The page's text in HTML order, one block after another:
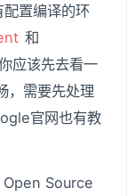
置编译的环
和
应该先去看一
，需要先处理
官网也有教
Open Source